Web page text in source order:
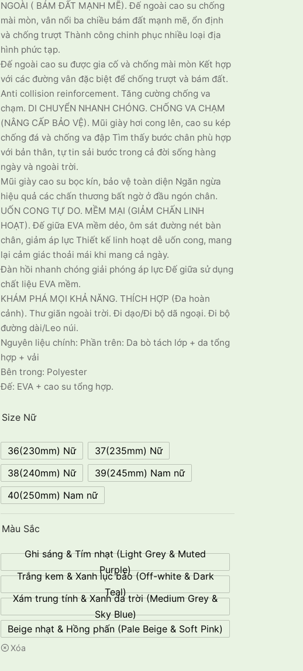
NGOÀI ( BÁM ĐẤT MẠNH MẼ). Đế ngoài cao su chống
mài mòn, vân nổi ba chiều bám đất mạnh mẽ, ổn định
và chống trượt Thành công chinh phục nhiều loại địa
hình phức tạp.
Đế ngoài cao su được gia cố và chống mài mòn Kết hợp
với các đường vân đặc biệt để chống trượt và bám đất.
Anti collision reinforcement. Tăng cường chống va
chạm. DI CHUYỂN NHANH CHÓNG. CHỐNG VA CHẠM
(NÂNG CẤP BẢO VỆ). Mũi giày hơi cong lên, cao su kép
chống đá và chống va đập Tìm thấy bước chân phù hợp
với bản thân, tự tin sải bước trong cả đời sống hàng
ngày và ngoài trời.
Mũi giày cao su bọc kín, bảo vệ toàn diện Ngăn ngừa
hiệu quả các chấn thương bất ngờ ở đầu ngón chân.
UỐN CONG TỰ DO. MỀM MẠI (GIẢM CHẤN LINH
HOẠT). Đế giữa EVA mềm dẻo, ôm sát đường nét bàn
chân, giảm áp lực Thiết kế linh hoạt dễ uốn cong, mang
lại cảm giác thoải mái khi mang cả ngày.
Đàn hồi nhanh chóng giải phóng áp lực Đế giữa sử dụng
chất liệu EVA mềm.
KHÁM PHÁ MỌI KHẢ NĂNG. THÍCH HỢP (Đa hoàn
cảnh). Thư giãn ngoài trời. Đi dạo/Đi bộ dã ngoại. Đi bộ
đường dài/Leo núi.
Nguyên liệu chính: Phần trên: Da bò tách lớp + da tổng
hợp + vải
Bên trong: Polyester
Đế: EVA + cao su tổng hợp.
Size Nữ
36(230mm) Nữ
37(235mm) Nữ
38(240mm) Nữ
39(245mm) Nam nữ
40(250mm) Nam nữ
Màu Sắc
Ghi sáng & Tím nhạt (Light Grey & Muted
Purple)
Trắng kem & Xanh lục bảo (Off-white & Dark
Teal)
Xám trung tính & Xanh da trời (Medium Grey &
Sky Blue)
Beige nhạt & Hồng phấn (Pale Beige & Soft Pink)
Xóa